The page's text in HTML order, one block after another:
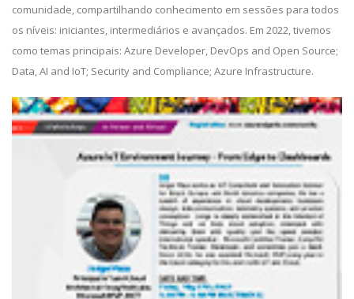
comunidade, compartilhando conhecimento em sessões para todos
os níveis: iniciantes, intermediários e avançados. Em 2022, tivemos
como temas principais: Azure Developer, DevOps and Open Source;
Data, AI and IoT; Security and Compliance; Azure Infrastructure.